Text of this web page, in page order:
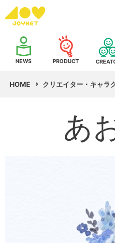
NEWS PRODUCT
HOME クリエイター・キャラ
あ